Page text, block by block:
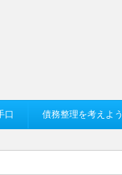
口 債務整理を考えよう